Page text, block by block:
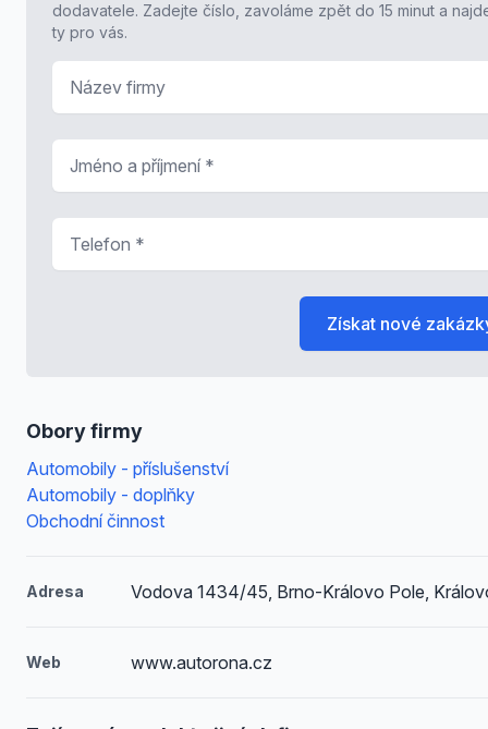
Obory firmy
Automobily - příslušenství
Automobily - doplňky
Obchodní činnost
Adresa Vodova 1434/45, Brno-Královo Pole,
Web www.autorona.cz
dodavatele. Zadejte číslo, zavoláme zpět do 15 minut a
ty pro vás.
Získat nové